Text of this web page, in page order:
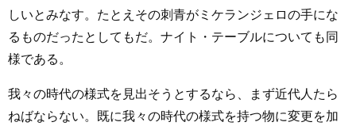
しいとみなす。たとえその刺青がミケランジェロの手にな
るものだったとしてもだ。ナイト・テーブルについても同
様である。
我々の時代の様式を見出そうとするなら、まず近代人たら
ねばならない。既に我々の時代の様式を持つ物に変更を加